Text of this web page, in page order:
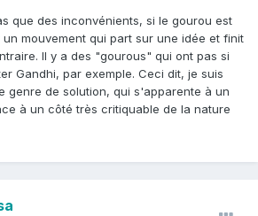
que des inconvénients, si le gourou est
mouvement qui part sur une idée et finit
Il y a des "gourous" qui ont pas si
Gandhi, par exemple. Ceci dit, je suis
genre de solution, qui s'apparente à un
à un côté très critiquable de la nature